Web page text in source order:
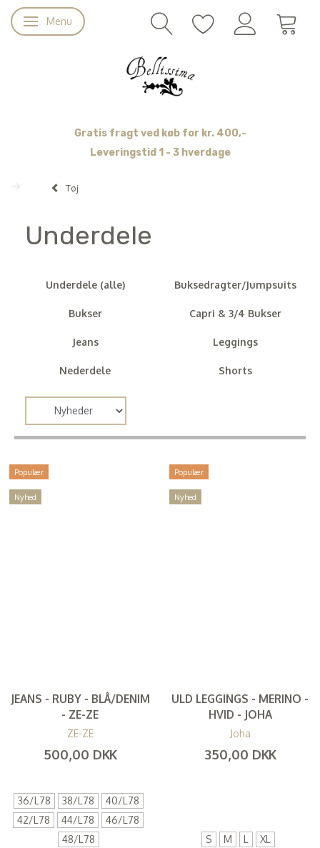
Skifte navigation
Menu
Gratis fragt ved køb for kr. 400,-
Leveringstid 1 - 3 hverdage
Tøj
Underdele
Underdele (alle) Buksedragter/Jumpsuits
Bukser Capri & 3/4 Bukser
Jeans Leggings
Nederdele Shorts
Populær
Nyhed
JEANS - RUBY - BLÅ/DENIM
- ZE-ZE
ZE-ZE
500,00 DKK
36/L78 38/L78
40/L78
42/L78
44/L78
46/L78
48/L78
Populær
Nyhed
ULD LEGGINGS - MERINO -
HVID - JOHA
Joha
350,00 DKK
S M L XL